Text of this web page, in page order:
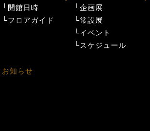
└開館日時
└フロアガイド
└企画展
└常設展
└イベント
└スケジュール
お知らせ